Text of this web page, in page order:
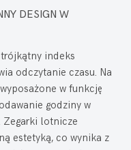
DESIGN W
indeks
odczytanie czasu. Na
w funkcję
godziny w
Zegarki lotnicze
estetyką, co wynika z